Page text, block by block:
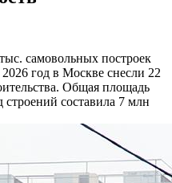
самовольных построек
год в Москве снесли 22
Общая площадь
составила 7 млн